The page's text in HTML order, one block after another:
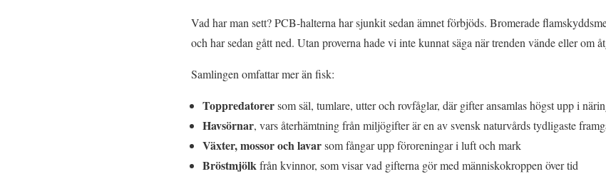
Vad har man sett? PCB-halterna har sjunkit sedan ämnet förbjöds. Bromerade
och har sedan gått ned. Utan proverna hade vi inte kunnat säga när trenden vände eller om
Samlingen omfattar mer än fisk:
Toppredatorersom säl, tumlare, utter och rovfåglar, där gifter ansamlas högst upp i
Havsörnar, vars återhämtning från miljögifter är en av svensk naturvårds tydligaste
Växter, mossor och lavarsom fångar upp föroreningar i luft och mark
Bröstmjölkfrån kvinnor, som visar vad gifterna gör med människokroppen över tid